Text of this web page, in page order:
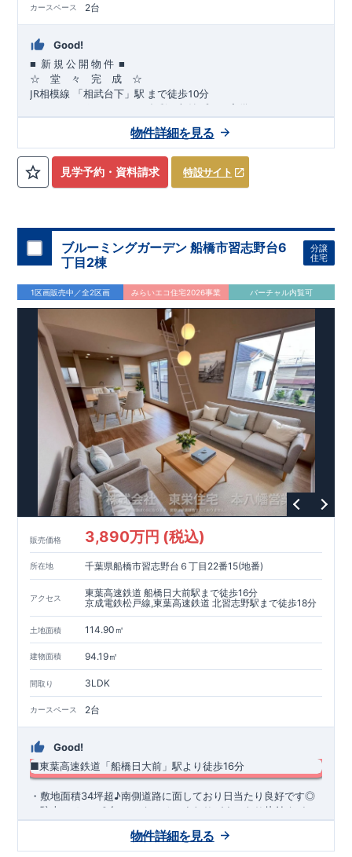
カースペース 2台
Good!
■ 新 規 公 開 物 件 ■
☆ 堂 々 完 成 ☆
JR相模線 「相武台下」駅 まで徒歩10分
多彩な収納プラン完備
スーツケースやベビーカーの収納にも便利 ♪
私服通勤でお洋服をたくさんお持ちの方や、
流行ファッション
がお好きな方にもおすすめ
【全居室クローゼット完備】
できる♪​​【床下収納】​
【大容量シューズクローゼット】
などの、あったらうれしい収納完備☆
[2], 対面キッチンには、食洗器搭載 ★
配膳・後片付け”
生活感を感じさせないビルトイン食洗器を搭載
[4],上部吹抜け
明るく開放的な空間を演出
◎
暮らしに寄り添う住環境◎
～徒歩圏内～
教育環境
／コンビニ/ドラッグストア ／公園
■周辺環境■
【教育施設】
せんだん保育園 約593m（徒歩 8分）​新磯保育園 約
（徒歩 10分）​新磯小学校 約715m（徒歩 9分） ​相陽中
校 約2000
m（徒歩25 分）​
【買い物施設】
ローソン相模原磯部店 約 556m（徒歩7 分）​ファミリーマート
座間一丁目店 約1100m （徒歩1 4分）
ドラッグセイムス座間
店 約 1200m （徒歩15分）​たからやフレサ磯部店 約
1400m （徒歩 18 分）
【その他施設】
分） 下磯部東子どもの広場 約
757m（徒歩10分）​新戸診療所 約772m
磯部郵便局 約900m（徒歩12分）​磯部クリニック 約
948m 12分）
■東栄住宅の家作り■​■ブルーミングガーデンのこだわり
各タイトルをクリック↑ ​■ 長期優良住宅取得​
【国が定めた７つ
の技術基準をクリア☆】​１耐久性/２劣化対策/３維持管理性​４
住宅面積/５省エネルギー性/６居住環境/７維持保全管理
■住宅性能評価ダブル取得
トはこちら★​物件のご案内は、事前予約がオススメです☆
スムーズにご案内が可能
場合は、現地確認の他に
致します。
見学予約・資料請求 特設サイト
物件詳細を見る
ブルーミングガーデン 船橋市習志野台6
丁目2棟
分譲
住宅
1区画販売中／全2区画 みらいエコ住宅2026事業 バーチャル内覧可
販売価格 3,890万円 (税込)
所在地 千葉県船橋市習志野台６丁目22番15(地番)
アクセス
東葉高速鉄道 船橋日大前駅まで徒歩16分
京成電鉄松戸線,東葉高速鉄道 北習志野駅まで徒歩18分
土地面積 114.90㎡
建物面積 94.19㎡
間取り 3LDK
カースペース 2台
Good!
■東葉高速鉄道「船橋日大前」駅より徒歩16分
​・敷地面積34坪超♪南側道路に面しており日当たり良好です◎ ​
・駐車スペース2台！ ・キッチンまわりがすっきり片付くパン
ウンター付き♪ ・あったら嬉しい土間収納を採用！ ​・共働き世
物件詳細を見る